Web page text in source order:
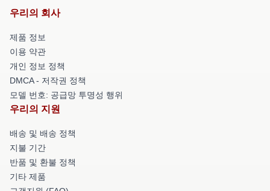
우리의 회사
제품 정보
이용 약관
개인 정보 정책
DMCA - 저작권 정책
모델 번호: 공급망 투명성 행위
우리의 지원
배송 및 배송 정책
지불 기간
반품 및 환불 정책
기타 제품